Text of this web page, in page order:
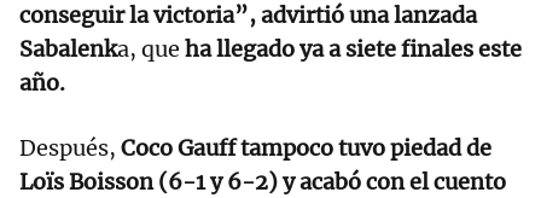
conseguir la victoria”, advirtió una lanzada
Sabalenka, que ha llegado ya a siete finales este
año.
Después, Coco Gauff tampoco tuvo piedad de
Loïs Boisson (6-1 y 6-2) y acabó con el cuento